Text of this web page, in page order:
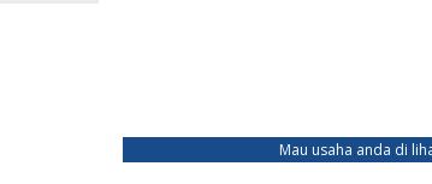
Mau usaha anda di